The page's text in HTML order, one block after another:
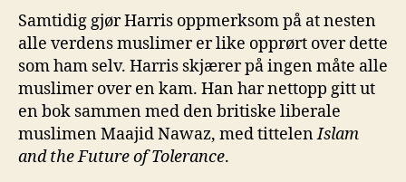
Samtidig gjør Harris oppmerksom på at nesten
alle verdens muslimer er like opprørt over dette
som ham selv. Harris skjærer på ingen måte alle
muslimer over en kam. Han har nettopp gitt ut
en bok sammen med den britiske liberale
muslimen Maajid Nawaz, med tittelenIslam
and the Future of Tolerance.